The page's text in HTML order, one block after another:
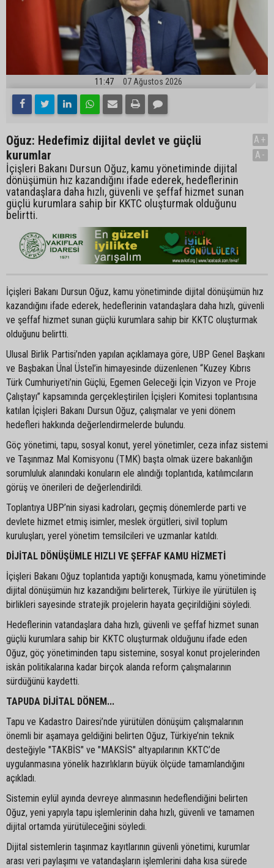
11:47 07 Ağustos 2026
Oğuz: Hedefimiz dijital devlet ve güçlü
kurumlar
İçişleri Bakanı Dursun Oğuz, kamu yönetiminde dijital
dönüşümün hız kazandığını ifade ederek, hedeflerinin
vatandaşlara daha hızlı, güvenli ve şeffaf hizmet sunan
güçlü kurumlara sahip bir KKTC oluşturmak olduğunu
belirtti.
A+
A-
İçişleri Bakanı Dursun Oğuz, kamu yönetiminde dijital dönüşümün hız
kazandığını ifade ederek, hedeflerinin vatandaşlara daha hızlı, güvenli
ve şeffaf hizmet sunan güçlü kurumlara sahip bir KKTC oluşturmak
olduğunu belirtti.
Ulusal Birlik Partisi’nden yapılan açıklamaya göre, UBP Genel Başkanı
ve Başbakan Ünal Üstel’in himayesinde düzenlenen “Kuzey Kıbrıs
Türk Cumhuriyeti’nin Güçlü, Egemen Geleceği İçin Vizyon ve Proje
Çalıştayı” kapsamında gerçekleştirilen İçişleri Komitesi toplantısına
katılan İçişleri Bakanı Dursun Oğuz, çalışmalar ve yeni dönem
hedefleri hakkında değerlendirmelerde bulundu.
Göç yönetimi, tapu, sosyal konut, yerel yönetimler, ceza infaz sistemi
ve Taşınmaz Mal Komisyonu (TMK) başta olmak üzere bakanlığın
sorumluluk alanındaki konuların ele alındığı toplantıda, katılımcıların
görüş ve önerileri de değerlendirildi.
Toplantıya UBP’nin siyasi kadroları, geçmiş dönemlerde parti ve
devlete hizmet etmiş isimler, meslek örgütleri, sivil toplum
kuruluşları, yerel yönetim temsilcileri ve uzmanlar katıldı.
DİJİTAL DÖNÜŞÜMLE HIZLI VE ŞEFFAF KAMU HİZMETİ
İçişleri Bakanı Oğuz toplantıda yaptığı konuşmada, kamu yönetiminde
dijital dönüşümün hız kazandığını belirterek, Türkiye ile yürütülen iş
birlikleri sayesinde stratejik projelerin hayata geçirildiğini söyledi.
Hedeflerinin vatandaşlara daha hızlı, güvenli ve şeffaf hizmet sunan
güçlü kurumlara sahip bir KKTC oluşturmak olduğunu ifade eden
Oğuz, göç yönetiminden tapu sistemine, sosyal konut projelerinden
iskân politikalarına kadar birçok alanda reform çalışmalarının
sürdüğünü kaydetti.
TAPUDA DİJİTAL DÖNEM...
Tapu ve Kadastro Dairesi’nde yürütülen dönüşüm çalışmalarının
önemli bir aşamaya geldiğini belirten Oğuz, Türkiye’nin teknik
desteğiyle "TAKBİS" ve "MAKSİS" altyapılarının KKTC’de
uygulanmasına yönelik hazırlıkların büyük ölçüde tamamlandığını
açıkladı.
Sistemin eylül ayında devreye alınmasının hedeflendiğini belirten
Oğuz, yeni yapıyla tapu işlemlerinin daha hızlı, güvenli ve tamamen
dijital ortamda yürütüleceğini söyledi.
Dijital sistemlerin taşınmaz kayıtlarının güvenli yönetimi, kurumlar
arası veri paylaşımı ve vatandaşların işlemlerini daha kısa sürede